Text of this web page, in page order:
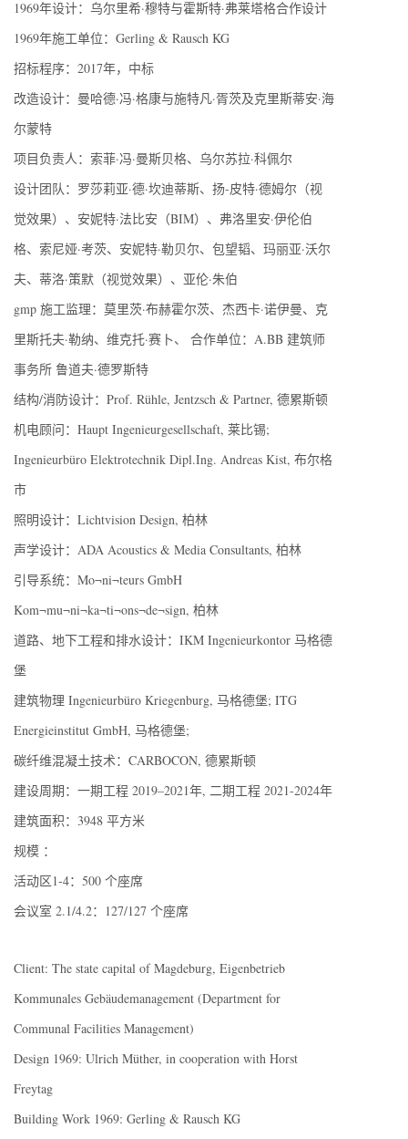
1969年设计：乌尔里希·穆特与霍斯特·弗莱塔格合作设计
1969年施工单位：Gerling & Rausch KG
招标程序：2017年，中标
改造设计：曼哈德·冯·格康与施特凡·胥茨及克里斯蒂安·海
尔蒙特
项目负责人：索菲·冯·曼斯贝格、乌尔苏拉·科佩尔
设计团队：罗莎莉亚·德·坎迪蒂斯、扬-皮特·德姆尔（视
觉效果）、安妮特·法比安（BIM）、弗洛里安·伊伦伯
格、索尼娅·考茨、安妮特·勒贝尔、包望韬、玛丽亚·沃尔
夫、蒂洛·策默（视觉效果）、亚伦·朱伯
gmp 施工监理：莫里茨·布赫霍尔茨、杰西卡·诺伊曼、克
里斯托夫·勒纳、维克托·赛卜、 合作单位：A.BB 建筑师
事务所 鲁道夫·德罗斯特
结构/消防设计：Prof. Rühle, Jentzsch & Partner, 德累斯顿
机电顾问：Haupt Ingenieurgesellschaft, 莱比锡;
Ingenieurbüro Elektrotechnik Dipl.Ing. Andreas Kist, 布尔格
市
照明设计：Lichtvision Design, 柏林
声学设计：ADA Acoustics & Media Consultants, 柏林
引导系统：Mo¬ni¬teurs GmbH
Kom¬mu¬ni¬ka¬ti¬ons¬de¬sign, 柏林
道路、地下工程和排水设计：IKM Ingenieurkontor 马格德
堡
建筑物理 Ingenieurbüro Kriegenburg, 马格德堡; ITG
Energieinstitut GmbH, 马格德堡;
碳纤维混凝土技术：CARBOCON, 德累斯顿
建设周期：一期工程 2019–2021年, 二期工程 2021-2024年
建筑面积：3948 平方米
规模 ：
活动区1-4：500 个座席
会议室 2.1/4.2：127/127 个座席
Client: The state capital of Magdeburg, Eigenbetrieb
Kommunales Gebäudemanagement (Department for
Communal Facilities Management)
Design 1969: Ulrich Müther, in cooperation with Horst
Freytag
Building Work 1969: Gerling & Rausch KG